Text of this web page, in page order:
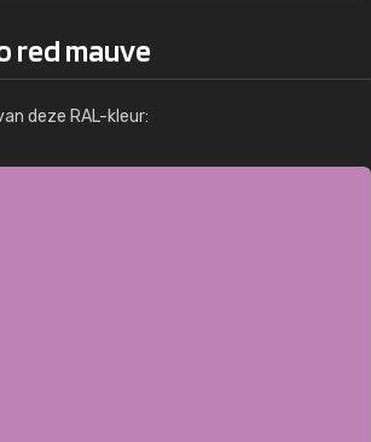
red mauve
deze RAL-kleur:
Meer info / bestellen